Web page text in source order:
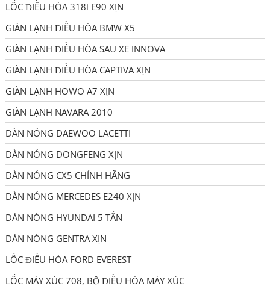
LỐC ĐIỀU HÒA 318i E90 XỊN
GIÀN LẠNH ĐIỀU HÒA BMW X5
GIÀN LẠNH ĐIỀU HÒA SAU XE INNOVA
GIÀN LẠNH ĐIỀU HÒA CAPTIVA XỊN
GIÀN LẠNH HOWO A7 XỊN
GIÀN LẠNH NAVARA 2010
DÀN NÓNG DAEWOO LACETTI
DÀN NÓNG DONGFENG XỊN
DÀN NÓNG CX5 CHÍNH HÃNG
DÀN NÓNG MERCEDES E240 XỊN
DÀN NÓNG HYUNDAI 5 TẤN
DÀN NÓNG GENTRA XỊN
LỐC ĐIỀU HÒA FORD EVEREST
LỐC MÁY XÚC 708, BỘ ĐIỀU HÒA MÁY XÚC